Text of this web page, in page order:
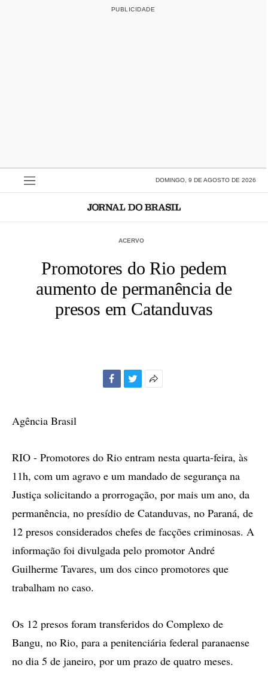
DOMINGO, 9 DE AGOSTO DE 2026
ACERVO
Promotores do Rio pedem
aumento de permanência de
presos em Catanduvas
Agência Brasil
RIO - Promotores do Rio entram nesta quarta-feira, às
11h, com um agravo e um mandado de segurança na
Justiça solicitando a prorrogação, por mais um ano, da
permanência, no presídio de Catanduvas, no Paraná, de
12 presos considerados chefes de facções criminosas. A
informação foi divulgada pelo promotor André
Guilherme Tavares, um dos cinco promotores que
trabalham no caso.
Os 12 presos foram transferidos do Complexo de
Bangu, no Rio, para a penitenciária federal paranaense
no dia 5 de janeiro, por um prazo de quatro meses.